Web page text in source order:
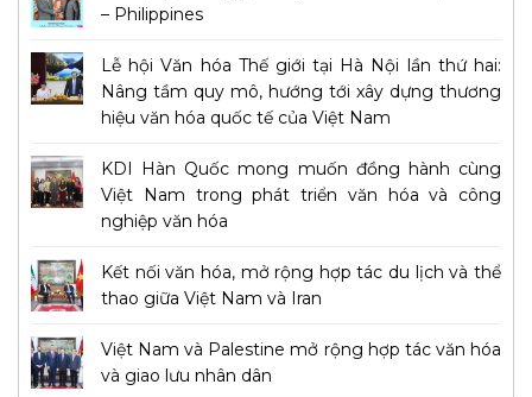
– Philippines
Lễ hội Văn hóa Thế giới tại Hà Nội lần thứ hai:
Nâng tầm quy mô, hướng tới xây dựng thương
hiệu văn hóa quốc tế của Việt Nam
KDI Hàn Quốc mong muốn đồng hành cùng
Việt Nam trong phát triển văn hóa và công
nghiệp văn hóa
Kết nối văn hóa, mở rộng hợp tác du lịch và thể
thao giữa Việt Nam và Iran
Việt Nam và Palestine mở rộng hợp tác văn hóa
và giao lưu nhân dân